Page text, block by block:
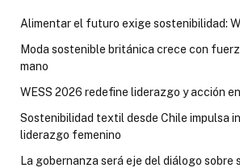
Alimentar el futuro exige sostenibilidad:
Moda sostenible británica crece con
mano
WESS 2026 redefine liderazgo y acción
Sostenibilidad textil desde Chile impulsa
liderazgo femenino
La gobernanza será eje del diálogo sobre